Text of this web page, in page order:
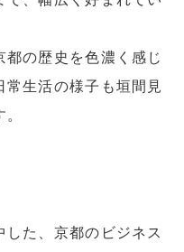
の歴史を色濃く感じ
常生活の様子も垣間見
た、京都のビジネス